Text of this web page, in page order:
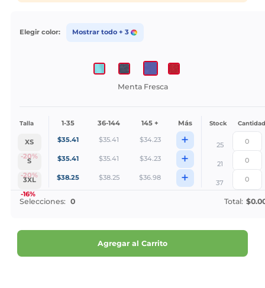
Elegir color: Mostrar todo + 3
Menta Fresca
Talla 1-35 36-144 145 + Más Stock Cantidad
XS
-20%
$35.41 $35.41 $34.23 +
25
S
-20%
$35.41 $35.41 $34.23 +
21
3XL
-16%
$38.25 $38.25 $36.98 + 37
Selecciones: 0 Total:
Agregar al Carrito